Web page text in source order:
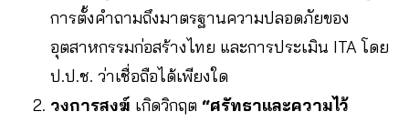
การตั้งคำถามถึงมาตรฐานความปลอดภัยของ
อุตสาหกรรมก่อสร้างไทย และการประเมิน ITA โดย
ป.ป.ช. ว่าเชื่อถือได้เพียงใด
วงการสงฆ์ เกิดวิกฤต “ศรัทธาและความไว้